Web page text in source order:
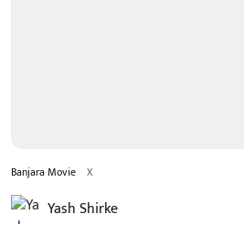
Banjara Movie X
Yash Shirke